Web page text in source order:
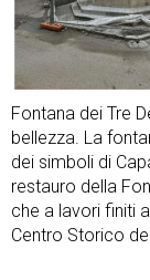
Fontana dei Tre
bellezza. La
dei simboli di
restauro della
che a lavori finiti
Centro Storico